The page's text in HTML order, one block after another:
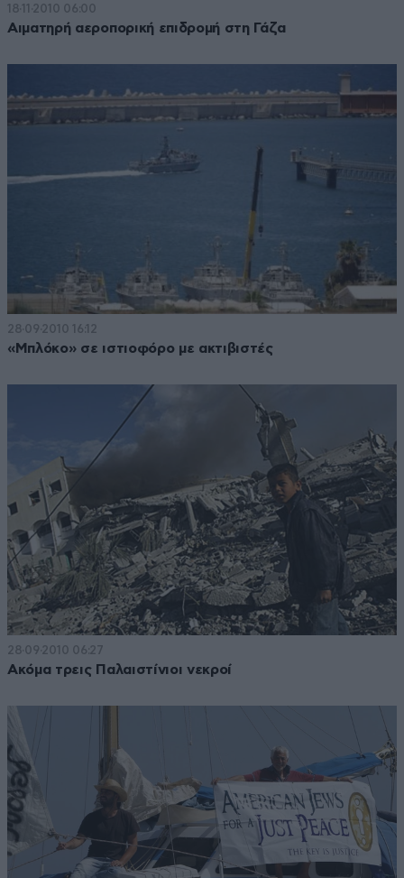
18·11·2010 06:00
Αιματηρή αεροπορική επιδρομή στη Γάζα
28·09·2010 16:12
«Μπλόκο» σε ιστιοφόρο με ακτιβιστές
28·09·2010 06:27
Ακόμα τρεις Παλαιστίνιοι νεκροί